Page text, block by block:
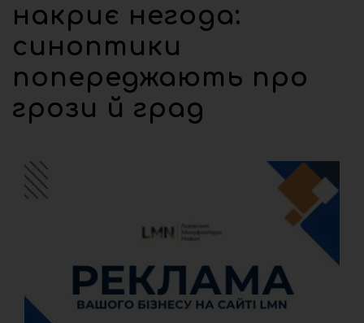
накриє негода:
синоптики
попереджають про
грози й град